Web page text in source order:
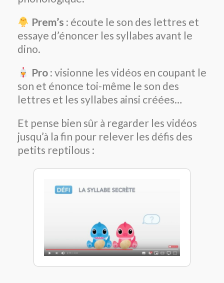
Prem’s : écoute le son des lettres et
essaye d’énoncer les syllabes avant le
dino.
Pro : visionne les vidéos en coupant le
son et énonce toi-même le son des
lettres et les syllabes ainsi créées…
Et pense bien sûr à regarder les vidéos
jusqu’à la fin pour relever les défis des
petits reptilous :